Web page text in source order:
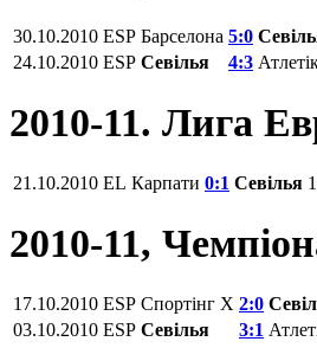
30.10.2010 ESP Барселона 5:0
24.10.2010 ESP Севілья 4:3
2010-11. Лига
21.10.2010 EL Карпати 0:1 Севілья
2010-11,
17.10.2010 ESP Спортінг Х 2:0
03.10.2010 ESP Севілья 3:1